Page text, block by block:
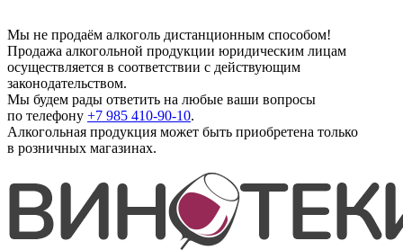
Мы не продаём алкоголь дистанционным способом!
Продажа алкогольной продукции юридическим лицам
осуществляется в соответствии с действующим
законодательством.
Мы будем рады ответить на любые ваши вопросы
по телефону +7 985 410-90-10.
Алкогольная продукция может быть приобретена только
в розничных магазинах.